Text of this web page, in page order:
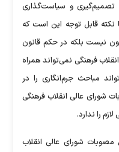
تصمیم‌گیری و سیاست‌گذاری
نکته قابل توجه این است که
نیست بلکه در حکم قانون
فرهنگی نمی‌تواند همراه
مباحث جرم‌انگاری را در
شورای عالی انقلاب فرهنگی
را ندارد.
شورای عالی انقلاب